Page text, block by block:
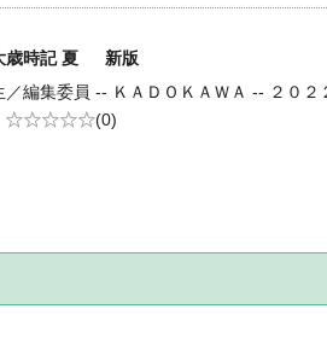
歳時記 夏 新版
編集委員 -- ＫＡＤＯＫＡＷＡ -- ２０２
5段階評価
(0)